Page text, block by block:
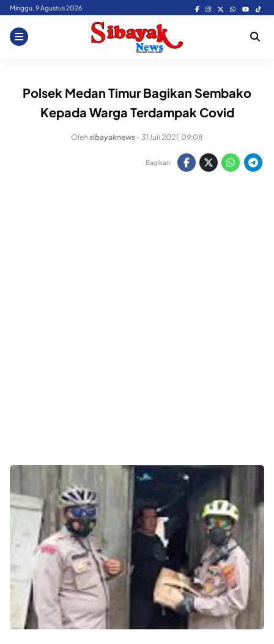
Skip
content
Minggu, 9 Agustus 2026
Polsek Medan Timur Bagikan Sembako
Kepada Warga Terdampak Covid
Olehsibayaknews - 31 Juli 2021, 09:08
Bagikan: